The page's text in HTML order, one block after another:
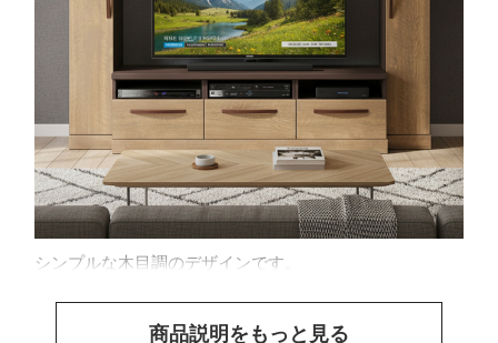
シンプルな木目調のデザインです。
商品説明をもっと見る